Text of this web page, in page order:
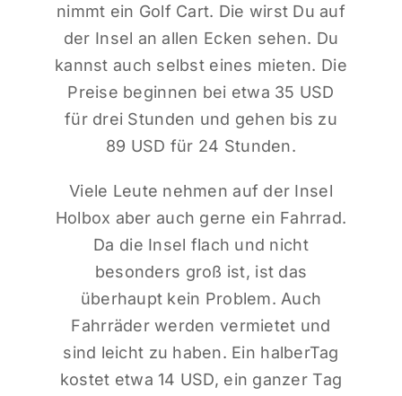
nimmt ein Golf Cart. Die wirst Du auf
der Insel an allen Ecken sehen. Du
kannst auch selbst eines mieten. Die
Preise beginnen bei etwa 35 USD
für drei Stunden und gehen bis zu
89 USD für 24 Stunden.
Viele Leute nehmen auf der Insel
Holbox aber auch gerne ein Fahrrad.
Da die Insel flach und nicht
besonders groß ist, ist das
überhaupt kein Problem. Auch
Fahrräder werden vermietet und
sind leicht zu haben. Ein halberTag
kostet etwa 14 USD, ein ganzer Tag